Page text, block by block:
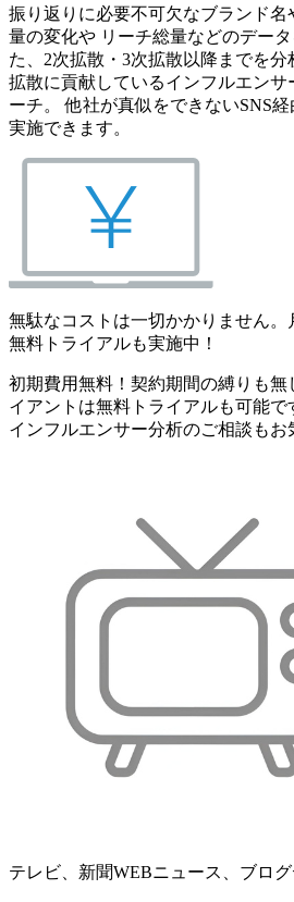
振り返りに必要不可欠なブランド
量の変化や リーチ総量などのデー
た、2次拡散・3次拡散以降までを分
拡散に貢献しているインフルエンサ
ーチ。 他社が真似をできないSNS
実施できます。
無駄なコストは一切かかりません。
無料トライアルも実施中！
初期費用無料！契約期間の縛りも無
イアントは無料トライアルも可能
インフルエンサー分析のご相談もお
テレビ、新聞WEBニュース、ブロ